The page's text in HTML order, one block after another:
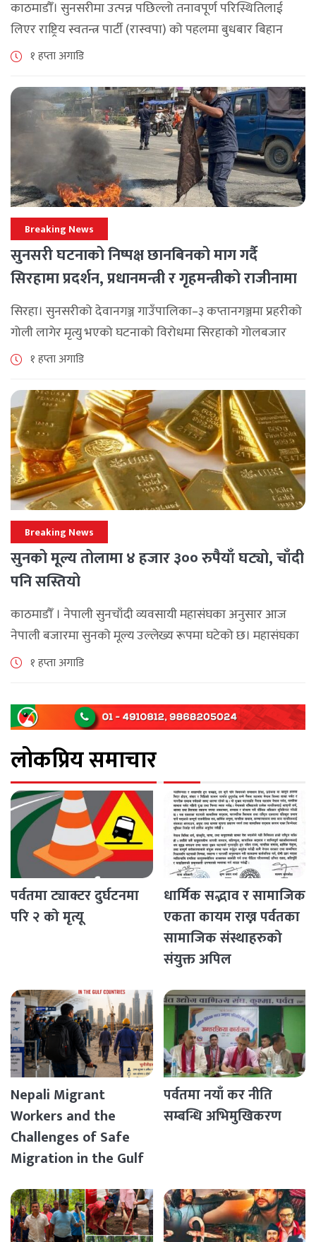
काठमाडौँ। सुनसरीमा उत्पन्न पछिल्लो तनावपूर्ण परिस्थितिलाई
लिएर राष्ट्रिय स्वतन्त्र पार्टी (रास्वपा) को पहलमा बुधबार बिहान
सिंहदरबारमा सर्वदलीय बैठक जारी छ। रास्वपाका सभापति रवि
१ हप्ता अगाडि
Breaking News
सुनसरी घटनाको निष्पक्ष छानबिनको माग गर्दै
सिरहामा प्रदर्शन, प्रधानमन्त्री र गृहमन्त्रीको राजीनामा
माग
सिरहा। सुनसरीको देवानगञ्ज गाउँपालिका–३ कप्तानगञ्जमा प्रहरीको
गोली लागेर मृत्यु भएको घटनाको विरोधमा सिरहाको गोलबजार
नगरपालिका–८ पुरानो चोक चोहर्वामा स्थानीयले प्रदर्शन गरेका
पश्चिम राजमार्ग अवरुद्ध [...]
१ हप्ता अगाडि
Breaking News
सुनको मूल्य तोलामा ४ हजार ३०० रुपैयाँ घट्यो, चाँदी
पनि सस्तियो
काठमाडौँ । नेपाली सुनचाँदी व्यवसायी महासंघका अनुसार आज
नेपाली बजारमा सुनको मूल्य उल्लेख्य रूपमा घटेको छ। महासंघका
अनुसार छापावाल सुनको मूल्य आज प्रतितोला दुई लाख ८४ हजार
१ हप्ता अगाडि
लोकप्रिय समाचार
पर्वतमा ट्याक्टर दुर्घटनमा
परि २ को मृत्यू
धार्मिक सद्भाव र सामाजिक
एकता कायम राख्न पर्वतका
सामाजिक संस्थाहरुको
संयुक्त अपिल
Nepali Migrant
Workers and the
Challenges of Safe
Migration in the Gulf
पर्वतमा नयाँ कर नीति
सम्बन्धि अभिमुखिकरण